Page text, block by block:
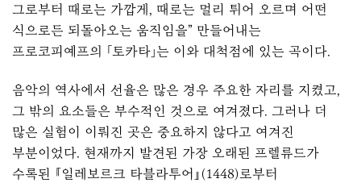
그로부터 때로는 가깝게, 때로는 멀리 튀어 오르며 어떤
식으로든 되돌아오는 움직임을” 만들어내는
프로코피예프의 「토카타」는 이와 대척점에 있는 곡이다.
음악의 역사에서 선율은 많은 경우 주요한 자리를 지켰고,
그 밖의 요소들은 부수적인 것으로 여겨졌다. 그러나 더
많은 실험이 이뤄진 곳은 중요하지 않다고 여겨진
부분이었다. 현재까지 발견된 가장 오래된 프렐류드가
수록된 『일레보르크 타블라투어』(1448)로부터